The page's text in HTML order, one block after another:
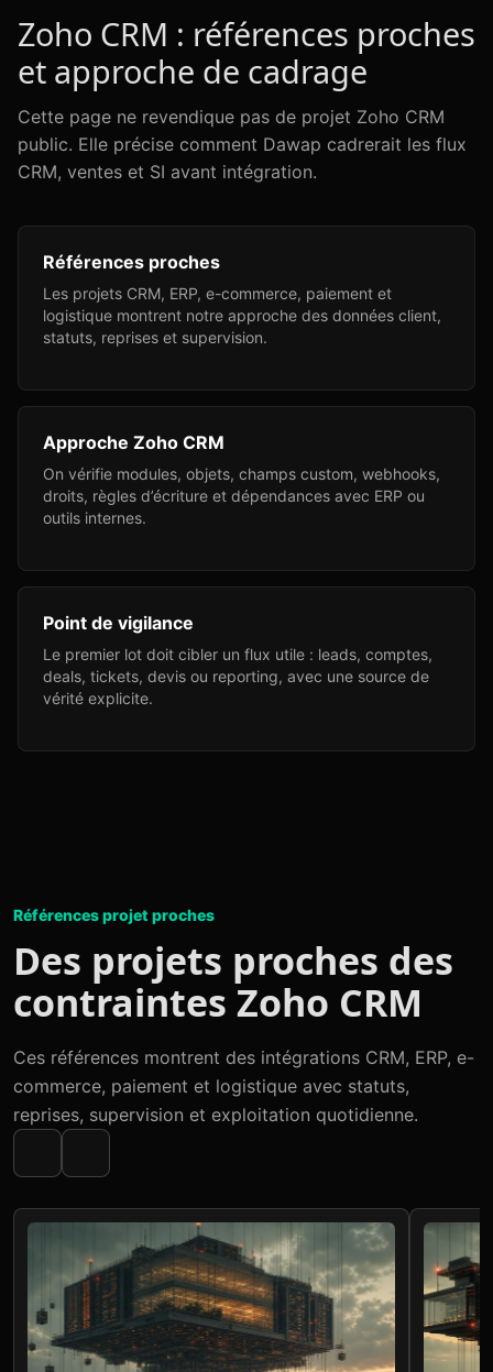
Zoho CRM : références proches
et approche de cadrage
Cette page ne revendique pas de projet Zoho CRM
public. Elle précise comment Dawap cadrerait les flux
CRM, ventes et SI avant intégration.
Références proches
Les projets CRM, ERP, e-commerce, paiement et
logistique montrent notre approche des données client,
statuts, reprises et supervision.
Approche Zoho CRM
On vérifie modules, objets, champs custom, webhooks,
droits, règles d’écriture et dépendances avec ERP ou
outils internes.
Point de vigilance
Le premier lot doit cibler un flux utile : leads, comptes,
deals, tickets, devis ou reporting, avec une source de
vérité explicite.
Références projet proches
Des projets proches des
contraintes Zoho CRM
Ces références montrent des intégrations CRM, ERP, e-
commerce, paiement et logistique avec statuts,
reprises, supervision et exploitation quotidienne.